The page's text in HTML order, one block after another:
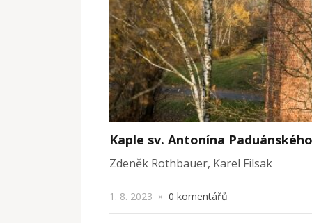
Kaple sv. Antonína
Zdeněk Rothbauer, Karel Filsak
1. 8. 2023 × 0 komentářů